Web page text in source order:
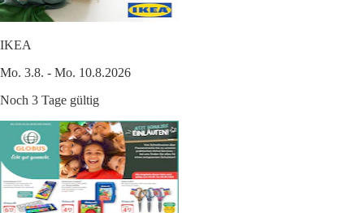
IKEA
Mo. 3.8. - Mo. 10.8.2026
Noch 3 Tage gültig